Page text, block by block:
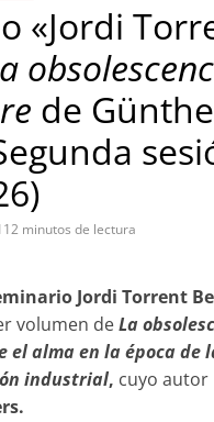
«Jordi
de
minutos de lectura
Jordi Torrent
volumen deLa
el alma en la época de
industrial, cuyo autor